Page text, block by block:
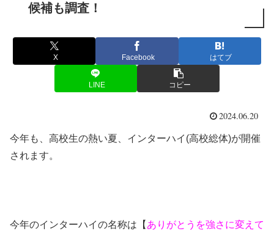
候補も調査！
X Facebook はてブ
LINE コピー
2024.06.20
今年も、高校生の熱い夏、インターハイ(高校総体)が開催
されます。
今年のインターハイの名称は【 ありがとうを強さに変えて